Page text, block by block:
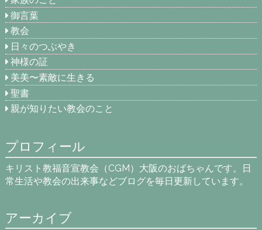
御言葉
教会
日々のつぶやき
神様の証
美美〜素敵に生きる
聖書
親が知りたい教会のこと
プロフィール
キリスト教福音宣教会（CGM）大阪のおばちゃんです。日
常生活や教会の出来事などブログを毎日更新しています。
アーカイブ